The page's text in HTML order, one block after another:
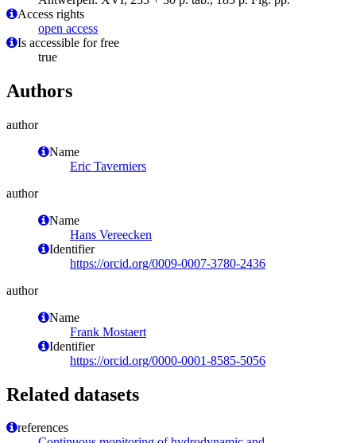
Access rights
open access
Is accessible for free
true
Authors
author
Name
Eric Taverniers
author
Name
Hans Vereecken
Identifier
https://orcid.org/0009-0007-3780-2436
author
Name
Frank Mostaert
Identifier
https://orcid.org/0000-0001-8585-5056
Related datasets
references